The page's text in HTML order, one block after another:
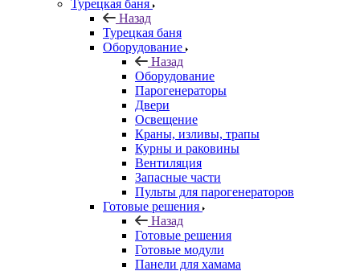
Турецкая баня
Назад
Турецкая баня
Оборудование
Назад
Оборудование
Парогенераторы
Двери
Освещение
Краны, изливы, трапы
Курны и раковины
Вентиляция
Запасные части
Пульты для парогенераторов
Готовые решения
Назад
Готовые решения
Готовые модули
Панели для хамама